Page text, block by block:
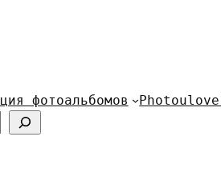
фотоальбомов